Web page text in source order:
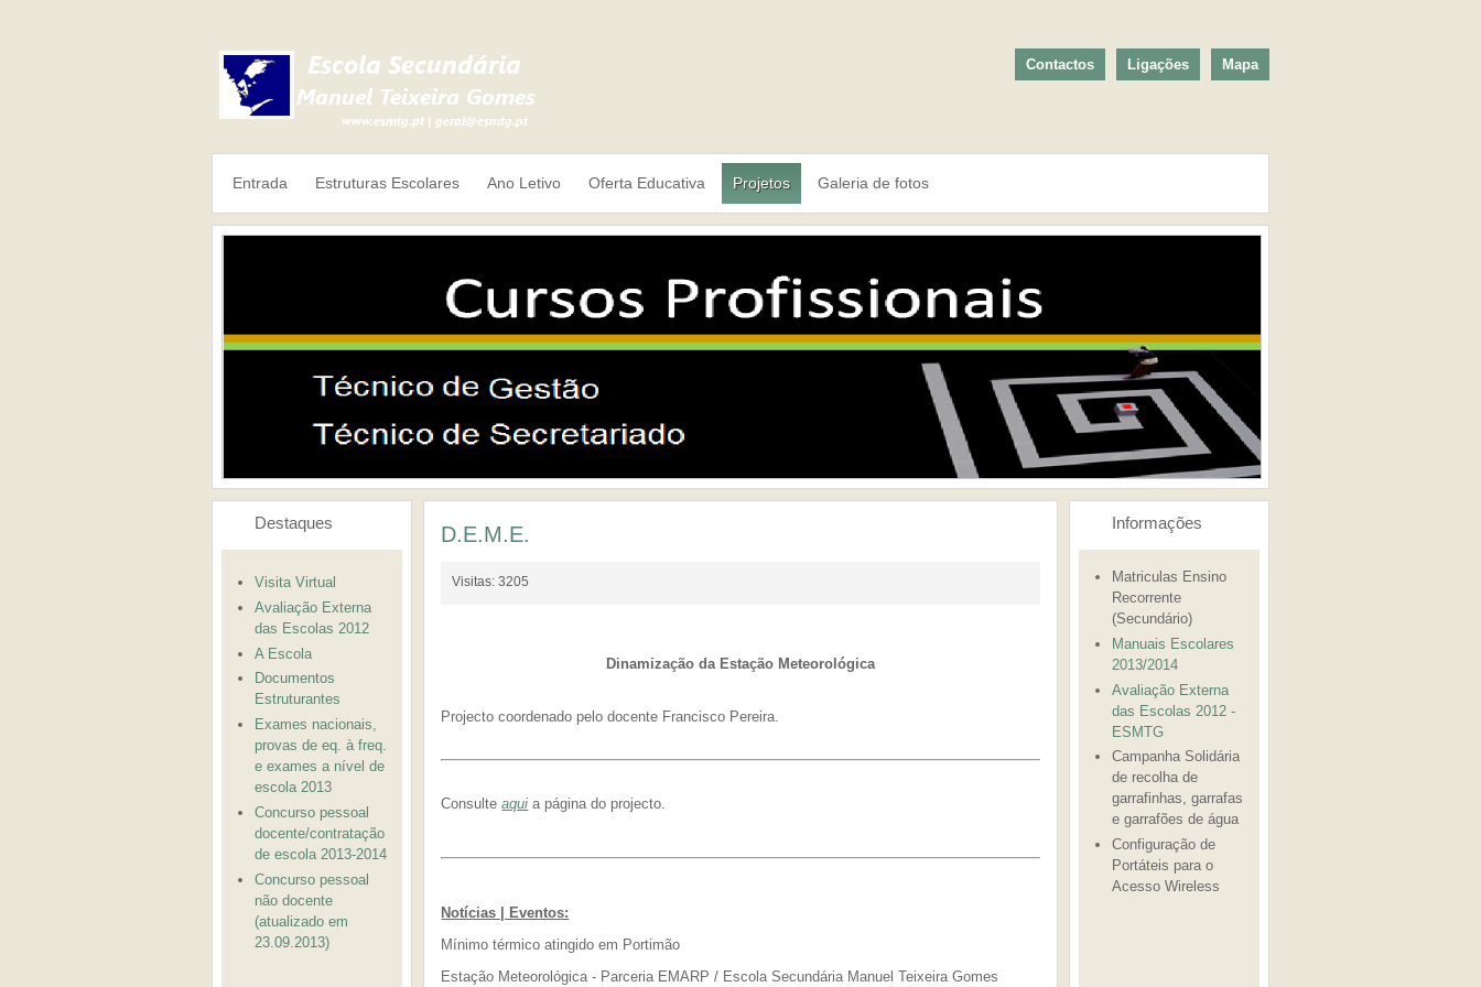
Contactos Ligações Mapa
Entrada Estruturas Escolares Ano Letivo Oferta Educativa Projetos Galeria de fotos
D.E.M.E.
Visitas: 3205
Dinamização da Estação Meteorológica
Projecto coordenado pelo docente Francisco Pereira.
Consulteaqui a página do projecto.
Notícias | Eventos:
Mínimo térmico atingido em Portimão
Estação Meteorológica - Parceria EMARP / Escola Secundária Manuel Teixeira Gomes
Destaques
Visita Virtual
Avaliação Externa
das Escolas 2012
A Escola
Documentos
Estruturantes
Exames nacionais,
provas de eq. à freq.
e exames a nível de
escola 2013
Concurso pessoal
docente/contratação
de escola 2013-2014
Concurso pessoal
não docente
(atualizado em
23.09.2013)
Informações
Matriculas Ensino
Recorrente
(Secundário)
Manuais Escolares
2013/2014
Avaliação Externa
das Escolas 2012 -
ESMTG
Campanha Solidária
de recolha de
garrafinhas, garrafas
e garrafões de água
Configuração de
Portáteis para o
Acesso Wireless